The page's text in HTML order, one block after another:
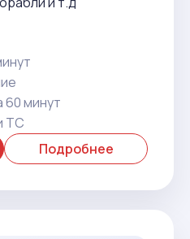
60 минут
ТС
Подробнее